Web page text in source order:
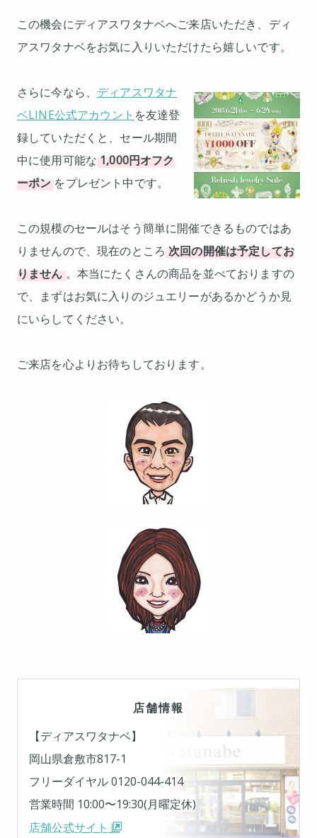
この機会にディアスワタナベへご来店いただき、ディ
アスワタナベをお気に入りいただけたら嬉しいです。
さらに今なら、 ディアスワタナ
ベLINE公式アカウント を友達登
録していただくと、セール期間
中に使用可能な1,000円オフク
ーポン をプレゼント中です。
この規模のセールはそう簡単に開催できるものではあ
りませんので、現在のところ次回の開催は予定してお
りません。本当にたくさんの商品を並べておりますの
で、まずはお気に入りのジュエリーがあるかどうか見
にいらしてください。
ご来店を心よりお待ちしております。
店舗情報
【ディアスワタナベ】
岡山県倉敷市817-1
フリーダイヤル 0120-044-414
営業時間 10:00〜19:30(月曜定休)
店舗公式サイト